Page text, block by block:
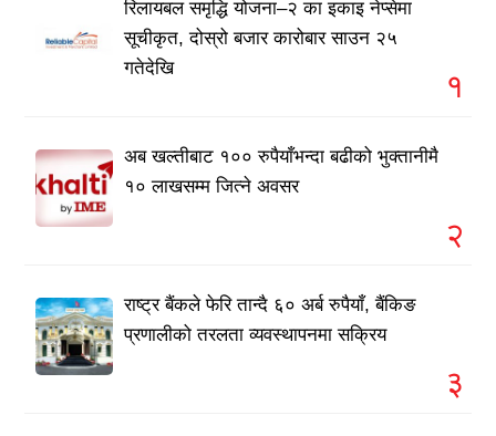
रिलायबल समृद्धि योजना–२ का इकाइ नेप्सेमा
सूचीकृत, दोस्रो बजार कारोबार साउन २५
गतेदेखि
१
अब खल्तीबाट १०० रुपैयाँभन्दा बढीको भुक्तानीमै
१० लाखसम्म जित्ने अवसर
२
राष्ट्र बैंकले फेरि तान्दै ६० अर्ब रुपैयाँ, बैंकिङ
प्रणालीको तरलता व्यवस्थापनमा सक्रिय
३